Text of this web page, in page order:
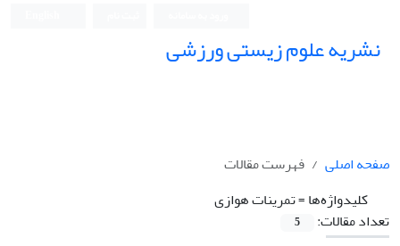
نشریه علوم زیستی ورزشی
صفحه اصلی
فهرست مقالات
کلیدواژه‌ها =تمرینات هوازی
تعداد مقالات:
5